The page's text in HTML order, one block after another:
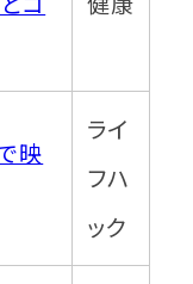
映
ライ
フハ
ック